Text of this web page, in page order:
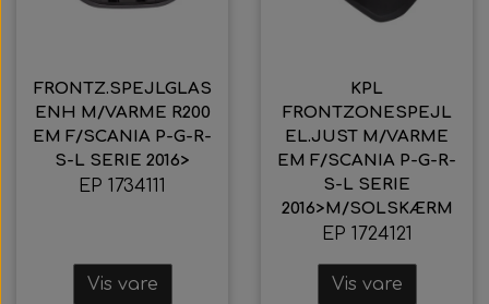
FRONTZ.SPEJLGLAS
ENH M/VARME R200
EM F/SCANIA P-G-R-
S-L SERIE 2016>
EP 1734111
Vis vare
KPL
FRONTZONESPEJL
EL.JUST M/VARME
EM F/SCANIA P-G-R-
S-L SERIE
2016>M/SOLSKÆRM
EP 1724121
Vis vare